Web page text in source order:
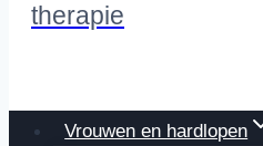
therapie
Vrouwen en hardlopen